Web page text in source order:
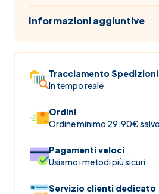
Informazioni aggiuntive
Tracciamento Spedizioni
In tempo reale
Ordini
Ordine minimo 29.90€
Pagamenti veloci
Usiamo i metodi più sicuri
Servizio clienti dedicato